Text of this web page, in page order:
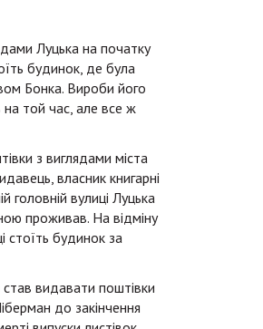
Луцька на початку
будинок, де була
Бонка. Вироби його
на той час, але все ж
з виглядами міста
власник книгарні
вулиці Луцька
проживав. На відміну
стоїть будинок за
видавати поштівки
до закінчення